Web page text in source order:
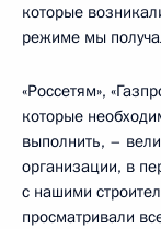
которые
режиме мы
«Россетям»,
которые
выполнить, –
организации, в
с нашими
просматривали